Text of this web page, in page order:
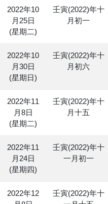
2022年10
月25日
(星期二)
壬寅(2022)年十
月初一
2022年10
月30日
(星期日)
壬寅(2022)年十
月初六
2022年11
月8日
(星期二)
壬寅(2022)年十
月十五
2022年11
月24日
(星期四)
壬寅(2022)年十
一月初一
2022年12
壬寅(2022)年十